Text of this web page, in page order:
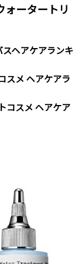
ォータートリ
スヘアケアランキ
スメ ヘアケアラ
コスメ ヘアケア